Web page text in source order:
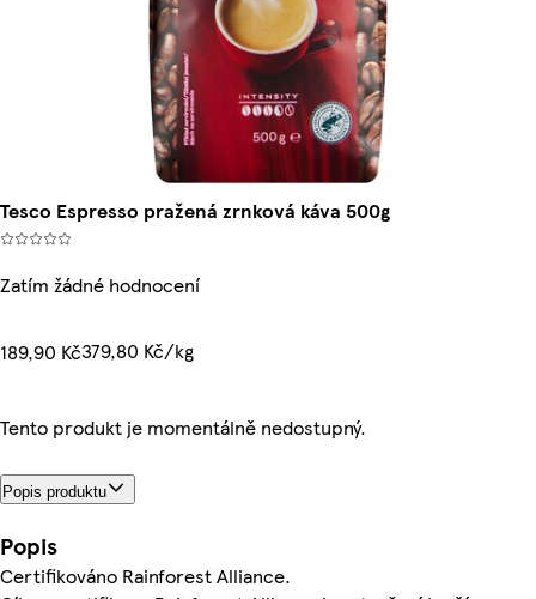
Tesco Espresso pražená zrnková káva 500g
Zatím žádné hodnocení
189,90 Kč379,80 Kč/kg
Tento produkt je momentálně nedostupný.
Popis produktu
Popis
Certifikováno Rainforest Alliance.